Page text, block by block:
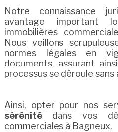
Notre connaissance
avantage important
immobilières
Nous veillons
normes légales en
documents, assurant
processus se déroule sans
Ainsi, opter pour nos
sérénitédans vos
commerciales à Bagneux.